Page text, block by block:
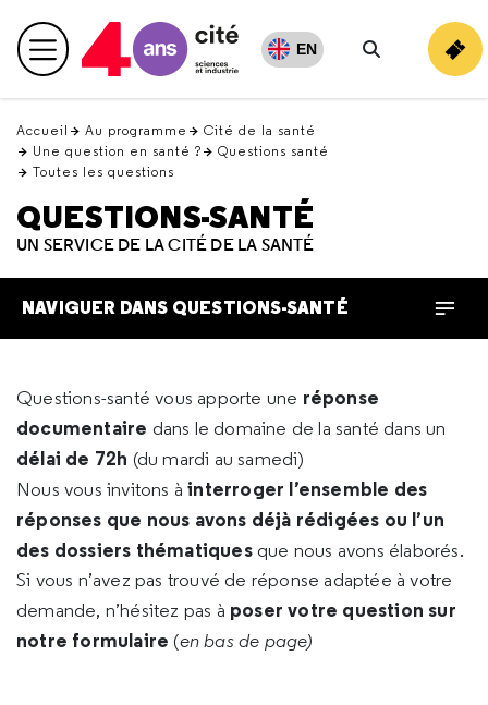
en
haut Menu principal EN
Rechercher
Accueil Au programme
Cité de la santé
Une question en santé ?
Questions santé
Toutes les questions
QUESTIONS-SANTÉ
UN SERVICE DE LA CITÉ DE LA SANTÉ
NAVIGUER DANS QUESTIONS-SANTÉ
Questions-santé vous apporte une réponse
documentaire dans le domaine de la santé dans un
délai de 72h (du mardi au samedi)
Nous vous invitons àinterroger l’ensemble des
réponses que nous avons déjà rédigées ou l’un
des dossiers thématiques que nous avons élaborés.
Si vous n’avez pas trouvé de réponse adaptée à votre
demande, n’hésitez pas à poser votre question sur
notre formulaire (en bas de page)